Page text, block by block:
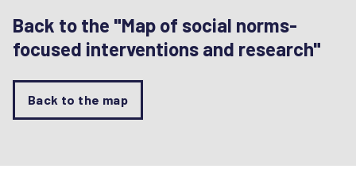
Back to the "Map of social norms-
focused interventions and research"
Back to the map